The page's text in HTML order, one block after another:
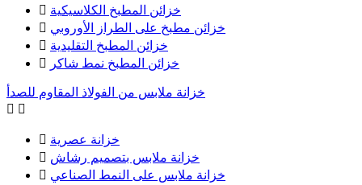
 خزائن المطبخ الكلاسيكية
 خزائن مطبخ على الطراز الأوروبي
 خزائن المطبخ التقليدية

خزائن المطبخ نمط شاكر
خزانة ملابس من الفولاذ المقاوم للصدأ
 
 خزانة عصرية
 خزانة ملابس بتصميم رشاش
 خزانة ملابس على النمط الصناعي